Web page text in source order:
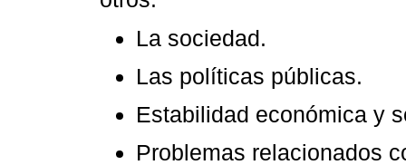
La sociedad.
Las políticas públicas.
Estabilidad económica y
Problemas relacionados